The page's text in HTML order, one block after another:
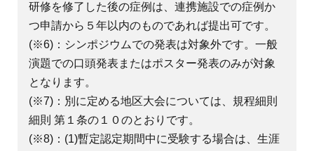
研修を修了した後の症例は、連携施設での症例か
つ申請から５年以内のものであれば提出可です。
(※6)：シンポジウムでの発表は対象外です。一般
演題での口頭発表またはポスター発表のみが対象
となります。
(※7)：別に定める地区大会については、規程細則
細則 第１条の１０のとおりです。
(※8)：(1)暫定認定期間中に受験する場合は、生涯